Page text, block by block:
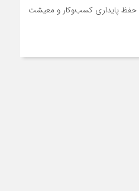
حفظ پایداری کسب‌وکار و معیشت
بازار به اصناف/ تأکید بر نقش
باکیفیت و نوسازی تجهیزات و
چالش‌های اجرایی